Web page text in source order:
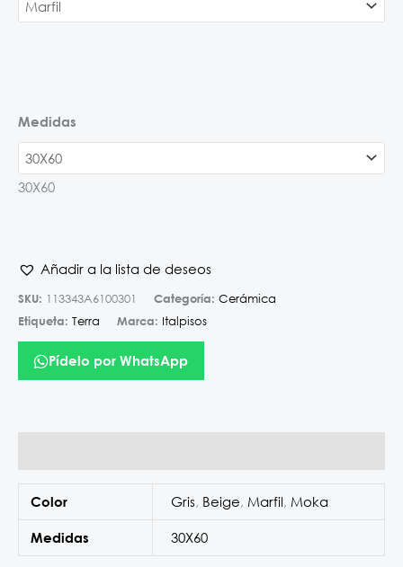
Medidas
30X60
Añadir a la lista de deseos
SKU: 113343A6100301 Categoría: Cerámica
Etiqueta: Terra Marca: Italpisos
Pídelo por WhatsApp
Color Gris, Beige, Marfil, Moka
Medidas 30X60